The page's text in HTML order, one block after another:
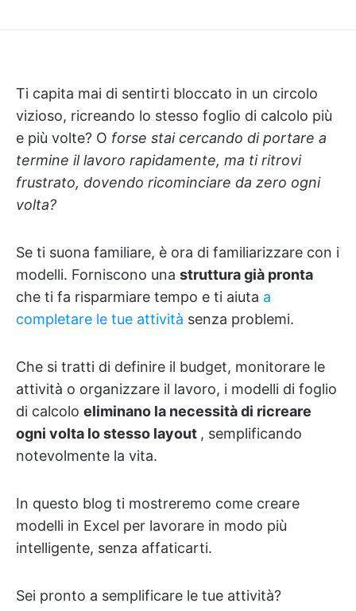
Ti capita mai di sentirti bloccato in un circolo
vizioso, ricreando lo stesso foglio di calcolo più
e più volte? O forse stai cercando di portare a
termine il lavoro rapidamente, ma ti ritrovi
frustrato, dovendo ricominciare da zero ogni
volta?
Se ti suona familiare, è ora di familiarizzare con i
modelli. Forniscono una struttura già pronta
che ti fa risparmiare tempo e ti aiuta a
completare le tue attività senza problemi.
Che si tratti di definire il budget, monitorare le
attività o organizzare il lavoro, i modelli di foglio
di calcolo eliminano la necessità di ricreare
ogni volta lo stesso layout , semplificando
notevolmente la vita.
In questo blog ti mostreremo come creare
modelli in Excel per lavorare in modo più
intelligente, senza affaticarti.
Sei pronto a semplificare le tue attività?